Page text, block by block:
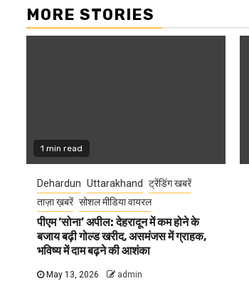
MORE STORIES
1 min read
Dehardun Uttarakhand
ट्रेंडिंग खबरें
ताज़ा ख़बरें सोशल मीडिया वायरल
पीएम ‘सोना’ अपील: देहरादून में कम होने के
बजाय बढ़ी गोल्ड खरीद, असमंजस में ग्राहक,
भविष्य में दाम बढ़ने की आशंका
May 13, 2026 admin